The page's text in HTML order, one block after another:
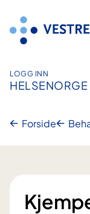
innhold
LOGG INN
HELSENORGE
Forside